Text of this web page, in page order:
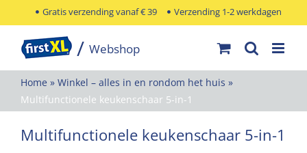
naar
inhoud
Gratis verzending vanaf € 39 Verzending 1-2 werkdagen
Home » Winkel – alles in en rondom het huis »
Multifunctionele keukenschaar 5-in-1
Multifunctionele keukenschaar 5-in-1